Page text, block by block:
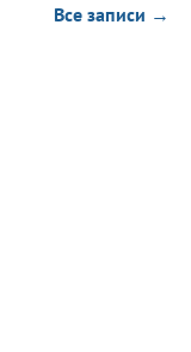
Все записи →